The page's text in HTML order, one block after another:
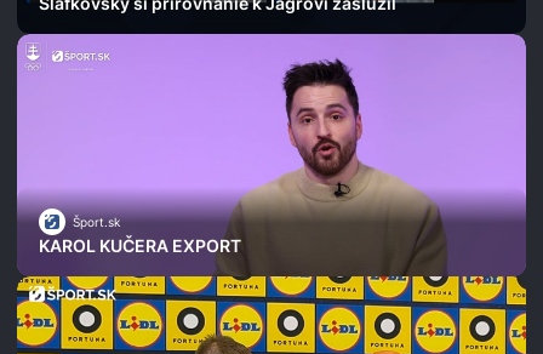
Šport.sk
KAROL KUČERA EXPORT